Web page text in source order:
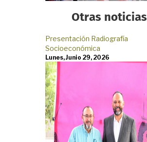
Otras noticias
Presentación Radiografía
Socioeconómica
Lunes, Junio 29, 2026